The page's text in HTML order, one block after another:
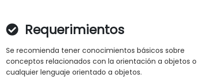
Requerimientos
Se recomienda tener conocimientos básicos sobre
conceptos relacionados con la orientación a objetos o
cualquier lenguaje orientado a objetos.